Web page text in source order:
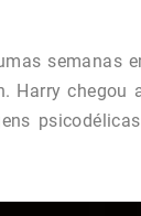
semanas
Harry